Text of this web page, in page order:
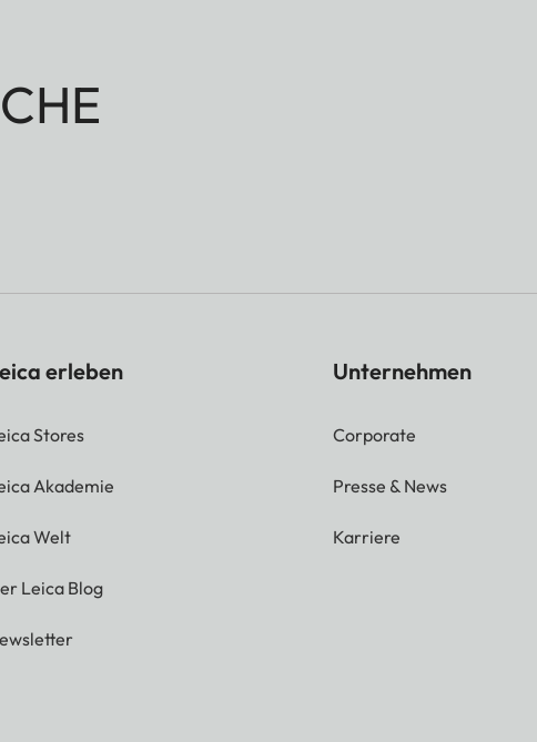
erleben
Stores
Akademie
Welt
Leica Blog
Unternehmen
Corporate
Presse & News
Karriere